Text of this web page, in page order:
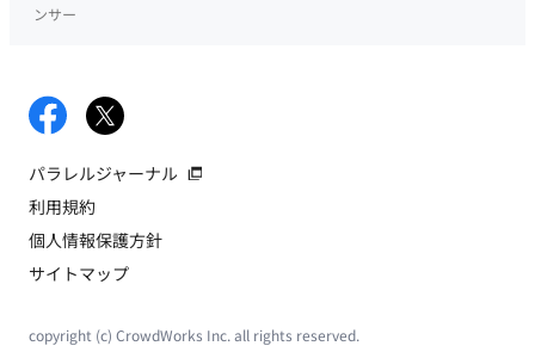
ンサー
パラレルジャーナル
利用規約
個人情報保護方針
サイトマップ
copyright (c) CrowdWorks Inc. all rights reserved.